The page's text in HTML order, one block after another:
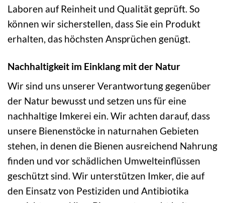
Laboren auf Reinheit und Qualität geprüft. So
können wir sicherstellen, dass Sie ein Produkt
erhalten, das höchsten Ansprüchen genügt.
Nachhaltigkeit im Einklang mit der Natur
Wir sind uns unserer Verantwortung gegenüber
der Natur bewusst und setzen uns für eine
nachhaltige Imkerei ein. Wir achten darauf, dass
unsere Bienenstöcke in naturnahen Gebieten
stehen, in denen die Bienen ausreichend Nahrung
finden und vor schädlichen Umwelteinflüssen
geschützt sind. Wir unterstützen Imker, die auf
den Einsatz von Pestiziden und Antibiotika